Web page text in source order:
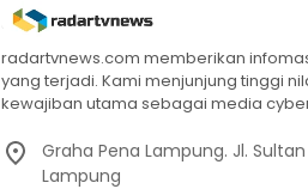
radartvnews.com memberikan
yang terjadi. Kami menjunjung tinggi
kewajiban utama sebagai media
Graha Pena Lampung. Jl.
Lampung